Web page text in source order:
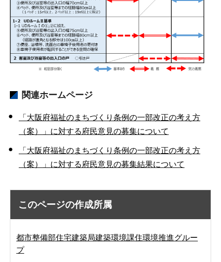
関連ホームページ
「大阪府福祉のまちづくり条例の一部改正の考え方
（案）」に対する府民意見の募集について
「大阪府福祉のまちづくり条例の一部改正の考え方
（案）」に対する府民意見の募集結果について
このページの作成所属
都市整備部住宅建築局建築環境課住環境推進グルー
プ